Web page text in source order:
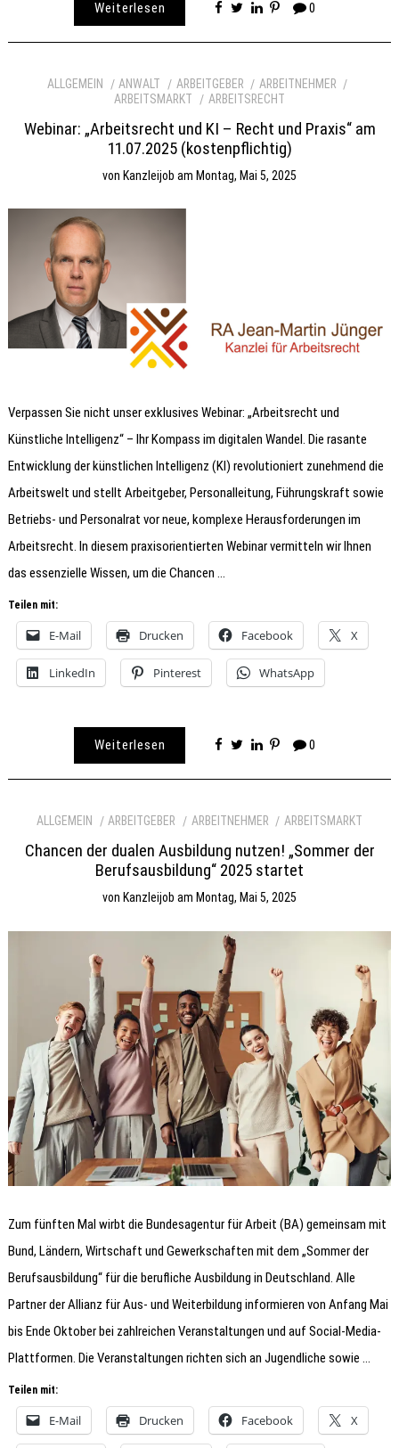
Weiterlesen 0
ALLGEMEIN ANWALT ARBEITGEBER
ARBEITNEHMER
ARBEITSMARKT
ARBEITSRECHT
Webinar: „Arbeitsrecht und KI – Recht und Praxis“ am
11.07.2025 (kostenpflichtig)
von Kanzleijob am Montag, Mai 5, 2025
Verpassen Sie nicht unser exklusives Webinar: „Arbeitsrecht und
Künstliche Intelligenz“ – Ihr Kompass im digitalen Wandel. Die rasante
Entwicklung der künstlichen Intelligenz (KI) revolutioniert zunehmend die
Arbeitswelt und stellt Arbeitgeber, Personalleitung, Führungskraft sowie
Betriebs- und Personalrat vor neue, komplexe Herausforderungen im
Arbeitsrecht. In diesem praxisorientierten Webinar vermitteln wir Ihnen
das essenzielle Wissen, um die Chancen …
Teilen mit:
E-Mail Drucken Facebook X
LinkedIn Pinterest WhatsApp
Weiterlesen 0
ALLGEMEIN ARBEITGEBER ARBEITNEHMER ARBEITSMARKT
Chancen der dualen Ausbildung nutzen! „Sommer der
Berufsausbildung“ 2025 startet
von Kanzleijob am Montag, Mai 5, 2025
Zum fünften Mal wirbt die Bundesagentur für Arbeit (BA) gemeinsam mit
Bund, Ländern, Wirtschaft und Gewerkschaften mit dem „Sommer der
Berufsausbildung“ für die berufliche Ausbildung in Deutschland. Alle
Partner der Allianz für Aus- und Weiterbildung informieren von Anfang Mai
bis Ende Oktober bei zahlreichen Veranstaltungen und auf Social-Media-
Plattformen. Die Veranstaltungen richten sich an Jugendliche sowie …
Teilen mit:
E-Mail Drucken Facebook X